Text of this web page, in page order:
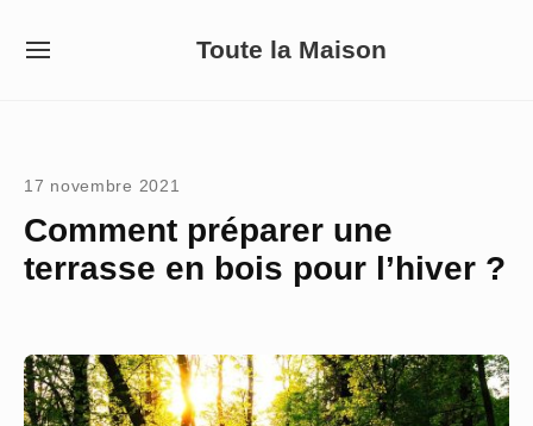
Toute la Maison
SITE
17 novembre 2021
Comment préparer une
terrasse en bois pour l’hiver ?